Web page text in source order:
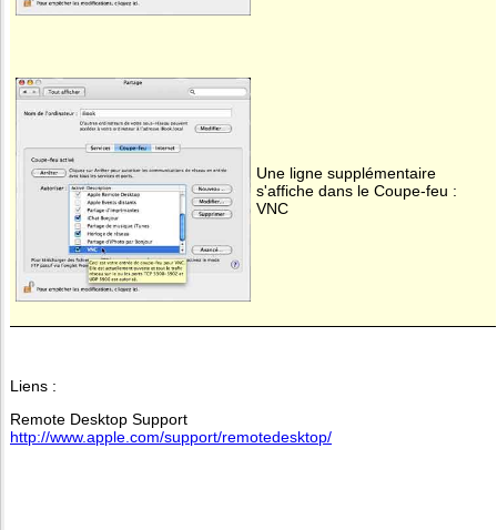
Une ligne supplémentaire
s'affiche dans le Coupe-feu :
VNC
Liens :
Remote Desktop Support
http://www.apple.com/support/remotedesktop/